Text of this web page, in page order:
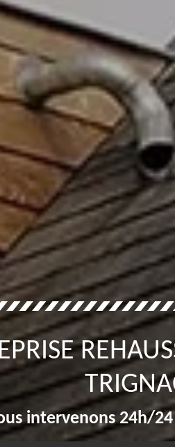
intervenons 24h/